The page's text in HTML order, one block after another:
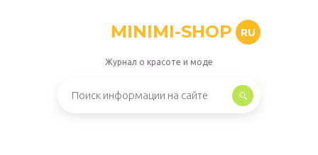
MINIMI-SHOP RU
Журнал о красоте и моде